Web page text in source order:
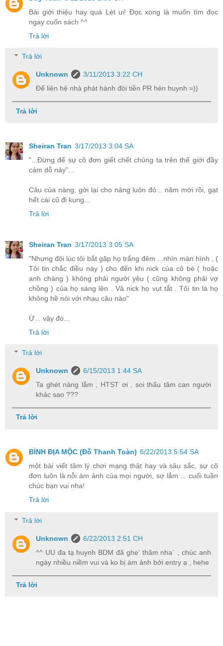
Bài giới thiệu hay quá Lét ui! Đọc xong là muốn tìm đọc
ngay cuốn sách ^^
Trả lời
Trả lời
Unknown
3/11/2013 3:22 CH
Để liên hệ nhà phát hành đòi tiền PR hén huynh =))
Trả lời
Sheiran Tran 3/17/2013 3:04 SA
"...Đừng để sự cô đơn giết chết chúng ta trên thế giới đầy
cám dỗ này"...
Câu của nàng, gởi lại cho nàng luôn đó... năm mới rồi, gạt
hết cái cũ đi kung...
Trả lời
Sheiran Tran 3/17/2013 3:05 SA
"Nhưng đôi lúc tôi bắt gặp họ trắng đêm ...nhìn màn hình , (
Tôi tin chắc điều này ) cho đến khi nick của cô bé ( hoặc
anh chàng ) không phải người yêu ( cũng không phải vợ
chồng ) của họ sáng lên . Và nick họ vụt tắt . Tôi tin là họ
không hề nói với nhau câu nào"
Ừ... vậy đó...
Trả lời
Trả lời
Unknown
6/15/2013 1:44 SA
Ta ghét nàng lắm , HTST ơi , soi thấu tâm can người
khác sao ???
Trả lời
BÌNH ĐỊA MỘC (Đỗ Thanh Toàn) 6/22/2013 5:54 SA
một bài viết tâm lý chơi mạng thật hay và sâu sắc, sự cô
đơn luôn là nỗi ám ảnh của mọi người, sợ lắm ... cuối tuần
chúc bạn vui nha!
Trả lời
Trả lời
Unknown
6/22/2013 2:51 CH
^^ UU đa tạ huynh BDM đã ghe' thăm nha` , chúc anh
ngày nhiều niềm vui và ko bị ám ảnh bởi entry ạ , hehe
Trả lời